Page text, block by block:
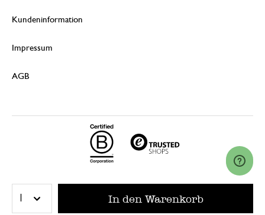
In den Warenkorb
Kundeninformation
Impressum
AGB
© 2026 Dille & Kamille (Nederland) B.V.